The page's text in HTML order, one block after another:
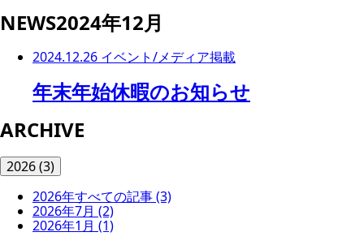
NEWS2024年12月
2024.12.26 イベント/メディア掲載
年末年始休暇のお知らせ
ARCHIVE
2026(3)
2026年すべての記事(3)
2026年7月 (2)
2026年1月 (1)